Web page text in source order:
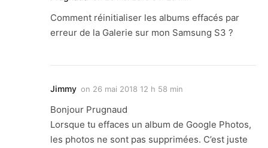
Comment réinitialiser les albums effacés par
erreur de la Galerie sur mon Samsung S3 ?
Jimmy on 26 mai 2018 12 h 58 min
Bonjour Prugnaud
Lorsque tu effaces un album de Google Photos,
les photos ne sont pas supprimées. C’est juste